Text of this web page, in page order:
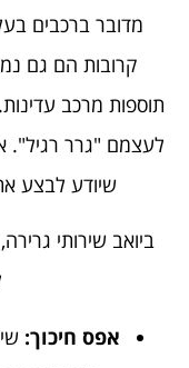
מדובר ברכבים
תוספות מרכב
לעצמם "גרר רגיל".
שיודע לבצע
ביואב שירותי
אפס חיכוך: